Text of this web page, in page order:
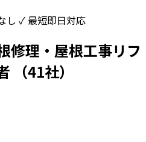
し ✓ 最短即日対応
修理・屋根工事リフ
（41社）